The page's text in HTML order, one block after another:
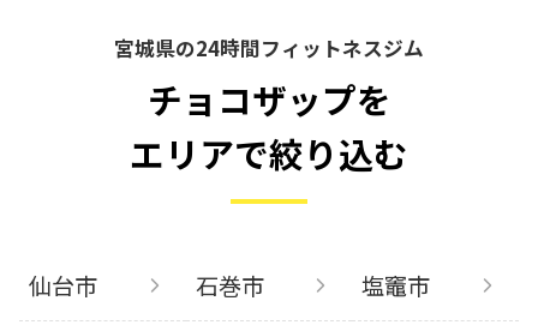
宮城県の24時間フィットネスジム
チョコザップを
エリアで絞り込む
仙台市 石巻市 塩竈市